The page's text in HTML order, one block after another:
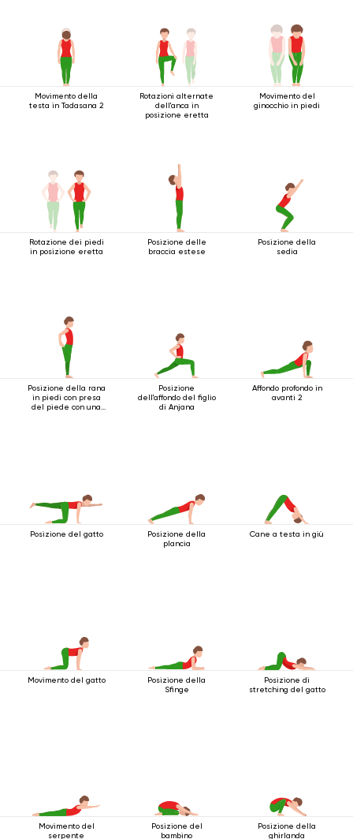
Movimento della
testa in Tadasana 2
Rotazioni alternate
dell'anca in
posizione eretta
Movimento del
ginocchio in piedi
Rotazione dei piedi
in posizione eretta
Posizione delle
braccia estese
Posizione della
sedia
Posizione della rana
in piedi con presa
del piede con una
Posizione
dell'affondo del figlio
di Anjana
Affondo profondo in
avanti 2
Posizione del gatto
Posizione della
plancia
Cane a testa in giù
Movimento del gatto
Posizione della
Sfinge
Posizione di
stretching del gatto
Movimento del
serpente
Posizione del
bambino
Posizione della
ghirlanda